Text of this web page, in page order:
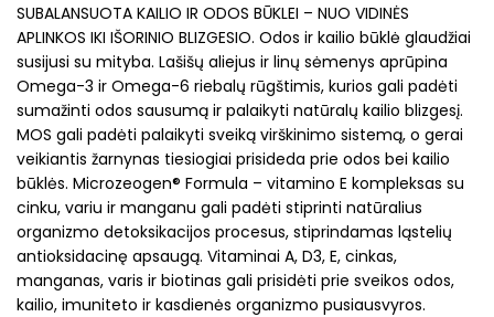
SUBALANSUOTA KAILIO IR ODOS BŪKLEI – NUO VIDINĖS
APLINKOS IKI IŠORINIO BLIZGESIO. Odos ir kailio būklė glaudžiai
susijusi su mityba. Lašišų aliejus ir linų sėmenys aprūpina
Omega-3 ir Omega-6 riebalų rūgštimis, kurios gali padėti
sumažinti odos sausumą ir palaikyti natūralų kailio blizgesį.
MOS gali padėti palaikyti sveiką virškinimo sistemą, o gerai
veikiantis žarnynas tiesiogiai prisideda prie odos bei kailio
būklės. Microzeogen® Formula – vitamino E kompleksas su
cinku, variu ir manganu gali padėti stiprinti natūralius
organizmo detoksikacijos procesus, stiprindamas ląstelių
antioksidacinę apsaugą. Vitaminai A, D3, E, cinkas,
manganas, varis ir biotinas gali prisidėti prie sveikos odos,
kailio, imuniteto ir kasdienės organizmo pusiausvyros.